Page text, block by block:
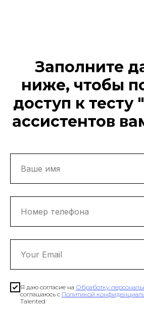
Заполните
ниже, чтобы
доступ к тесту
ассистентов
Я даю согласие на Обработку
соглашаюсь с Политикой
Talented